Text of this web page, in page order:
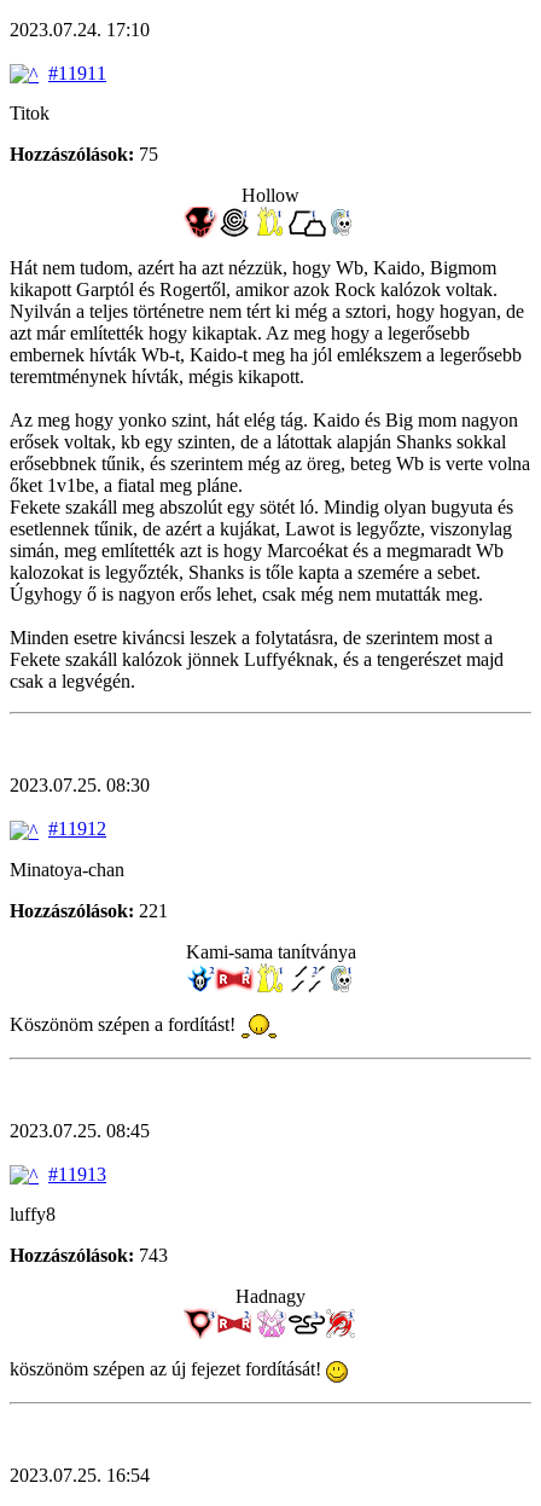
2023.07.24. 17:10
#11911
Titok
Hozzászólások: 75
Hollow
Hát nem tudom, azért ha azt nézzük, hogy Wb, Kaido, Bigmom
kikapott Garptól és Rogertől, amikor azok Rock kalózok voltak.
Nyilván a teljes történetre nem tért ki még a sztori, hogy hogyan, de
azt már említették hogy kikaptak. Az meg hogy a legerősebb
embernek hívták Wb-t, Kaido-t meg ha jól emlékszem a legerősebb
teremtménynek hívták, mégis kikapott.
Az meg hogy yonko szint, hát elég tág. Kaido és Big mom nagyon
erősek voltak, kb egy szinten, de a látottak alapján Shanks sokkal
erősebbnek tűnik, és szerintem még az öreg, beteg Wb is verte volna
őket 1v1be, a fiatal meg pláne.
Fekete szakáll meg abszolút egy sötét ló. Mindig olyan bugyuta és
esetlennek tűnik, de azért a kujákat, Lawot is legyőzte, viszonylag
simán, meg említették azt is hogy Marcoékat és a megmaradt Wb
kalozokat is legyőzték, Shanks is tőle kapta a szemére a sebet.
Úgyhogy ő is nagyon erős lehet, csak még nem mutatták meg.
Minden esetre kiváncsi leszek a folytatásra, de szerintem most a
Fekete szakáll kalózok jönnek Luffyéknak, és a tengerészet majd
csak a legvégén.
2023.07.25. 08:30
#11912
Minatoya-chan
Hozzászólások: 221
Kami-sama tanítványa
Köszönöm szépen a fordítást!
2023.07.25. 08:45
#11913
luffy8
Hozzászólások: 743
Hadnagy
köszönöm szépen az új fejezet fordítását!
2023.07.25. 16:54